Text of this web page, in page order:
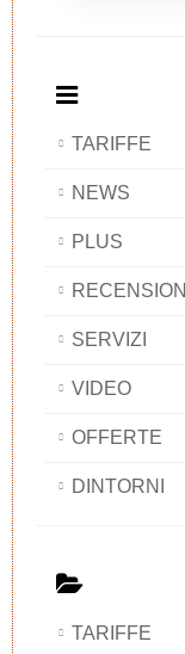
TARIFFE
NEWS
PLUS
RECENSIONI
SERVIZI
VIDEO
OFFERTE
DINTORNI
TARIFFE